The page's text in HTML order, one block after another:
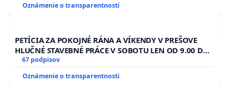
Oznámenie o transparentnosti
PETÍCIA ZA POKOJNÉ RÁNA A VÍKENDY V PREŠOVE
HLUČNÉ STAVEBNÉ PRÁCE V SOBOTU LEN OD 9.00 DO
13.00 HOD., CEZ PRACOVNÝ TÝŽDEŇ CIEĽ 8.00 – 18.00
HOD. A PRAVIDELNÁ KONTROLA STAVBY C-AREA NA
ĎUMBIERSKEJ/MAGU
67 podpisov
Oznámenie o transparentnosti